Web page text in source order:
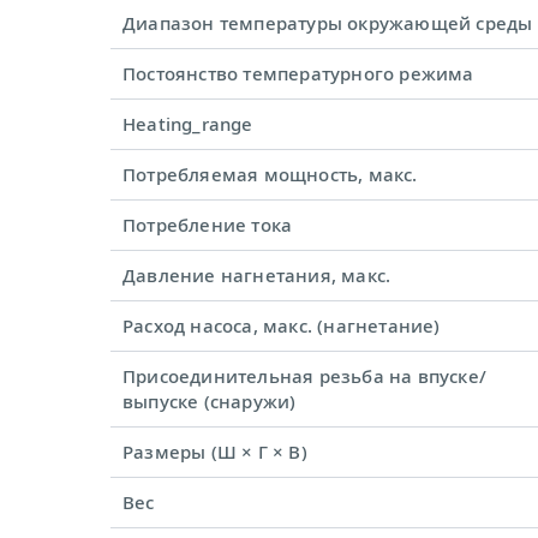
Диапазон температуры окружающей среды
Постоянство температурного режима
Heating_range
Потребляемая мощность, макс.
Потребление тока
Давление нагнетания, макс.
Расход насоса, макс. (нагнетание)
Присоединительная резьба на впуске/
выпуске (снаружи)
Размеры (Ш × Г × В)
Вес